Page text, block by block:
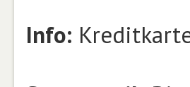
Info: